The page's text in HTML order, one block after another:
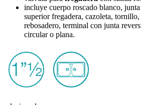
incluye cuerpo roscado blanco,
superior fregadera, cazoleta,
rebosadero, terminal con junta
circular o plana.